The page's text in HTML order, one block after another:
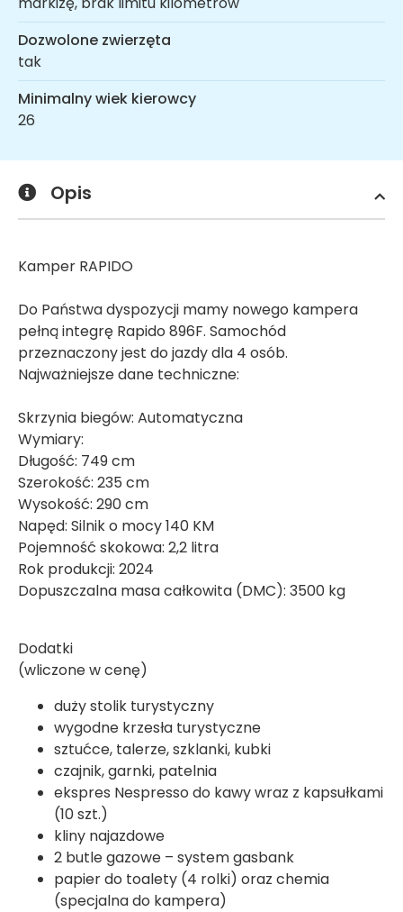
Dozwolone zwierzęta
tak
Minimalny wiek kierowcy
26
Opis
Kamper RAPIDO
Do Państwa dyspozycji mamy nowego kampera
pełną integrę Rapido 896F. Samochód
przeznaczony jest do jazdy dla 4 osób.
Najważniejsze dane techniczne:
Skrzynia biegów: Automatyczna
Wymiary:
Długość: 749 cm
Szerokość: 235 cm
Wysokość: 290 cm
Napęd: Silnik o mocy 140 KM
Pojemność skokowa: 2,2 litra
Rok produkcji: 2024
Dopuszczalna masa całkowita (DMC): 3500 kg
Dodatki
(wliczone w cenę)
duży stolik turystyczny
wygodne krzesła turystyczne
sztućce, talerze, szklanki, kubki
czajnik, garnki, patelnia
ekspres Nespresso do kawy wraz z kapsułkami
(10 szt.)
kliny najazdowe
2 butle gazowe – system gasbank
papier do toalety (4 rolki) oraz chemia
(specjalna do kampera)